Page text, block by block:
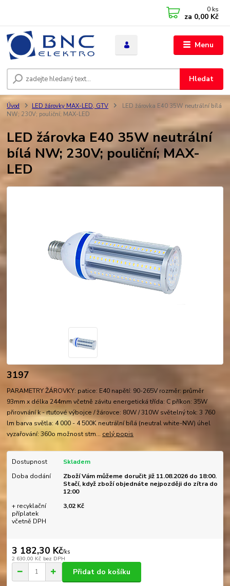
Menu
Hledat
0 ks
za 0,00 Kč
Úvod LED žárovky MAX-LED, GTV
LED žárovka E40 35W neutrální bílá
NW; 230V; pouliční; MAX-LED
LED žárovka E40 35W neutrální
bílá NW; 230V; pouliční; MAX-
LED
3197
PARAMETRY ŽÁROVKY: patice: E40 napětí: 90-265V rozměr: průměr
93mm x délka 244mm včetně závitu energetická třída: C příkon: 35W
přirovnání k - rtuťové výbojce / žárovce: 80W / 310W světelný tok: 3 760
lm barva světla: 4 000 - 4 500K neutrální bílá (neutral white-NW) úhel
vyzařování: 360o možnost stm... celý popis
Dostupnost
Skladem
Doba dodání
Zboží Vám můžeme doručit již 11.08.2026 do 18:00.
Stačí, když zboží objednáte nejpozději do zítra do
12:00
+ recyklační
příplatek
včetně DPH
3,02 Kč
3 182,30 Kč/ks
2 630,00 Kč bez DPH
Přidat do košíku